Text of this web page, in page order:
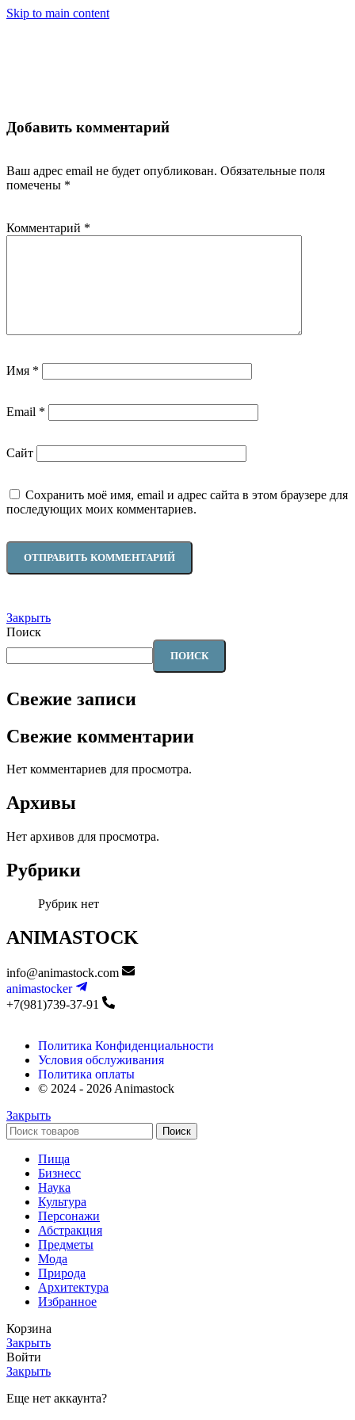
Skip to main content
Добавить комментарий
Ваш адрес email не будет опубликован. Обязательные поля
помечены *
Комментарий *
Имя *
Email *
Сайт
Сохранить моё имя, email и адрес сайта в этом браузере для
последующих моих комментариев.
Закрыть
Поиск
ПОИСК
Свежие записи
Свежие комментарии
Нет комментариев для просмотра.
Архивы
Нет архивов для просмотра.
Рубрики
Рубрик нет
ANIMASTOCK
info@animastock.com
animastocker
+7(981)739-37-91
Политика Конфиденциальности
Условия обслуживания
Политика оплаты
© 2024 - 2026 Animastock
Закрыть
Поиск
Пища
Бизнесс
Наука
Культура
Персонажи
Абстракция
Предметы
Мода
Природа
Архитектура
Избранное
Корзина
Закрыть
Войти
Закрыть
Еще нет аккаунта?